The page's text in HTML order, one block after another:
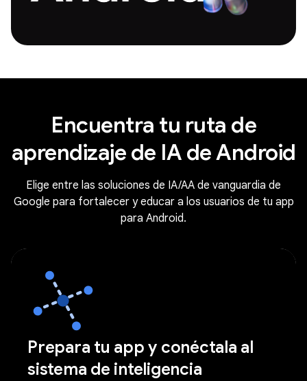
Encuentra tu ruta de
aprendizaje de IA de Android
Elige entre las soluciones de IA/AA de vanguardia de
Google para fortalecer y educar a los usuarios de tu app
para Android.
Prepara tu app y conéctala al
sistema de inteligencia